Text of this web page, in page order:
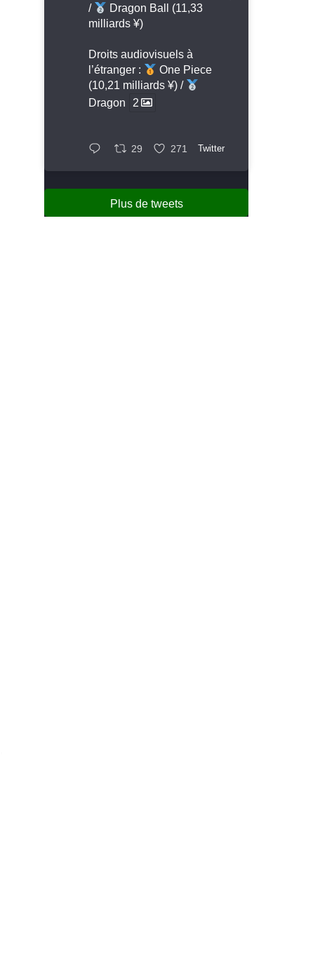
/
Dragon Ball (11,33
milliards ¥)
Droits audiovisuels à
l’étranger :
One Piece
(10,21 milliards ¥) /
Dragon
2
29 271 Twitter
Plus de tweets